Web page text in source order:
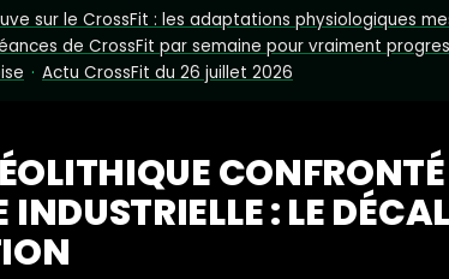
sur le CrossFit : les adaptations physiologiques
de CrossFit par semaine pour vraiment
· Actu CrossFit du 26 juillet 2026
: LE